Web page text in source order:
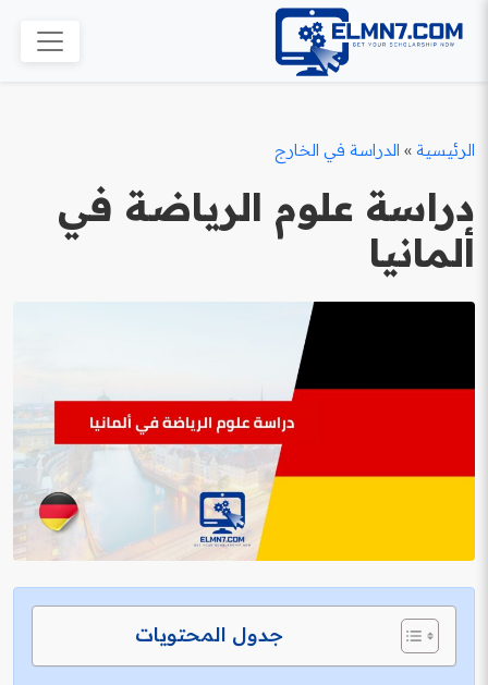
الرئيسية » الدراسة في الخارج
دراسة علوم الرياضة في
ألمانيا
جدول المحتويات